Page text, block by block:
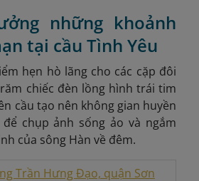
những khoảnh
tại cầu Tình Yêu
hẹn hò lãng cho các cặp đôi
chiếc đèn lồng hình trái tim
cầu tạo nên không gian huyền
chụp ảnh sống ảo và ngắm
của sông Hàn về đêm.
Trần Hưng Đạo, quận Sơn